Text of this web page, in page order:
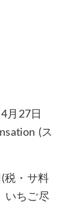
月27日
(ス
税・サ料
いちご尽